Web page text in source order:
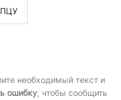
ПЦУ
необходимый текст и
ошибку, чтобы сообщить